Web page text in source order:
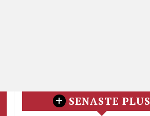
SENASTE PLUS